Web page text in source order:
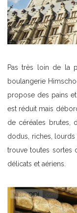
Pas très loin de la
boulangerie
propose des pains
est réduit mais
de céréales brutes,
dodus, riches,
trouve toutes sortes
délicats et aériens.